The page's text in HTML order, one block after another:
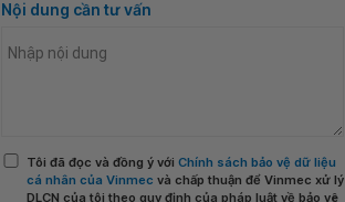
Nội dung cần tư vấn
Tôi đã đọc và đồng ý với Chính sách bảo vệ dữ liệu
cá nhân của Vinmec và chấp thuận để Vinmec xử lý
DLCN của tôi theo quy định của pháp luật về bảo vệ